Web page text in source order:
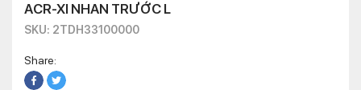
ACR-XI NHAN TRƯỚC L
SKU: 2TDH33100000
Share: